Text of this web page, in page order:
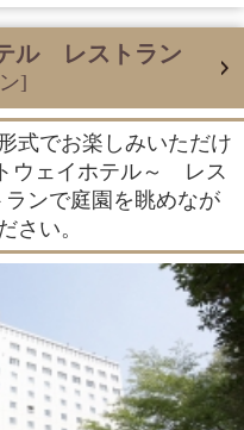
ル レストラン
]
式でお楽しみいただけ
ウェイホテル～ レス
ランで庭園を眺めなが
さい。